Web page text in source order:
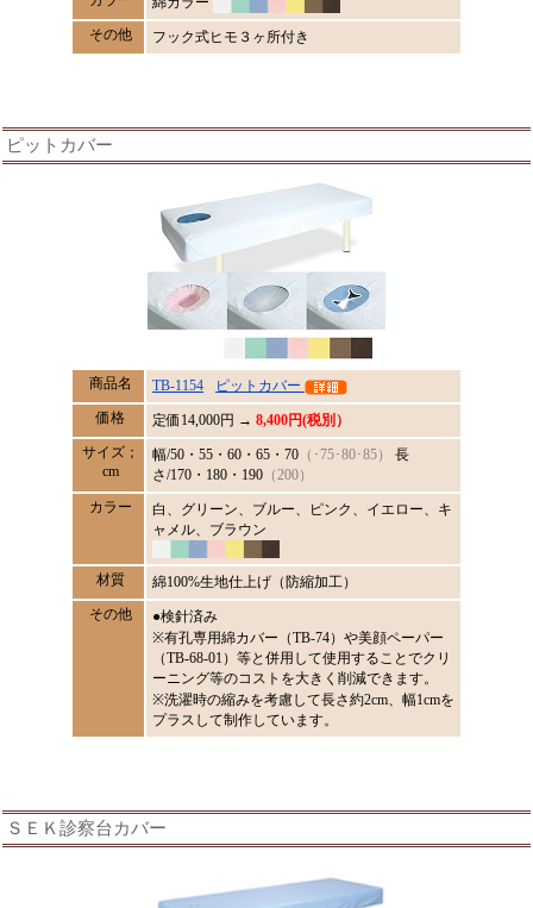
その他
フック式ヒモ３ヶ所付き
ピットカバー
商品名 TB-1154
ピットカバー
価格
定価 14,000円 → 8,400円(税別）
サイズ；
cm
幅/50・55・60・65・70 （･75･80･85）
長
さ/170・180・190 （200）
カラー
白、グリーン、ブルー、ピンク、イエロー、キ
ャメル、ブラウン
材質
綿100%生地仕上げ（防縮加工）
その他
●検針済み
※有孔専用綿カバー（TB-74）や美顔ペーパー
（TB-68-01）等と併用して使用することでクリ
ーニング等のコストを大きく削減できます。
※洗濯時の縮みを考慮して長さ約2cm、幅1cmを
プラスして制作しています。
ＳＥＫ診察台カバー